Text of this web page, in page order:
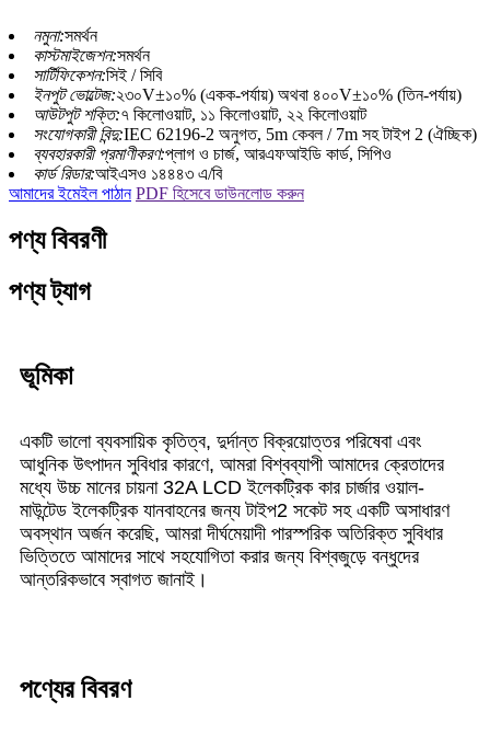
নমুনা:সমর্থন
কাস্টমাইজেশন:সমর্থন
সার্টিফিকেশন:সিই / সিবি
ইনপুট ভোল্টেজ:২৩০V±১০% (একক-পর্যায়) অথবা ৪০০V±১০% (তিন-পর্যায়)
আউটপুট শক্তি:৭ কিলোওয়াট, ১১ কিলোওয়াট, ২২ কিলোওয়াট
সংযোগকারী বিন্দু:IEC 62196-2 অনুগত, 5m কেবল / 7m সহ টাইপ 2 (ঐচ্ছিক)
ব্যবহারকারী প্রমাণীকরণ:প্লাগ ও চার্জ, আরএফআইডি কার্ড, সিপিও
কার্ড রিডার:আইএসও ১৪৪৪৩ এ/বি
আমাদের ইমেইল পাঠান PDF হিসেবে ডাউনলোড করুন
পণ্য বিবরণী
পণ্য ট্যাগ
ভূমিকা
একটি ভালো ব্যবসায়িক কৃতিত্ব, দুর্দান্ত বিক্রয়োত্তর পরিষেবা এবং
আধুনিক উৎপাদন সুবিধার কারণে, আমরা বিশ্বব্যাপী আমাদের ক্রেতাদের
মধ্যে উচ্চ মানের চায়না 32A LCD ইলেকট্রিক কার চার্জার ওয়াল-
মাউন্টেড ইলেকট্রিক যানবাহনের জন্য টাইপ2 সকেট সহ একটি অসাধারণ
অবস্থান অর্জন করেছি, আমরা দীর্ঘমেয়াদী পারস্পরিক অতিরিক্ত সুবিধার
ভিত্তিতে আমাদের সাথে সহযোগিতা করার জন্য বিশ্বজুড়ে বন্ধুদের
আন্তরিকভাবে স্বাগত জানাই।
পণ্যের বিবরণ